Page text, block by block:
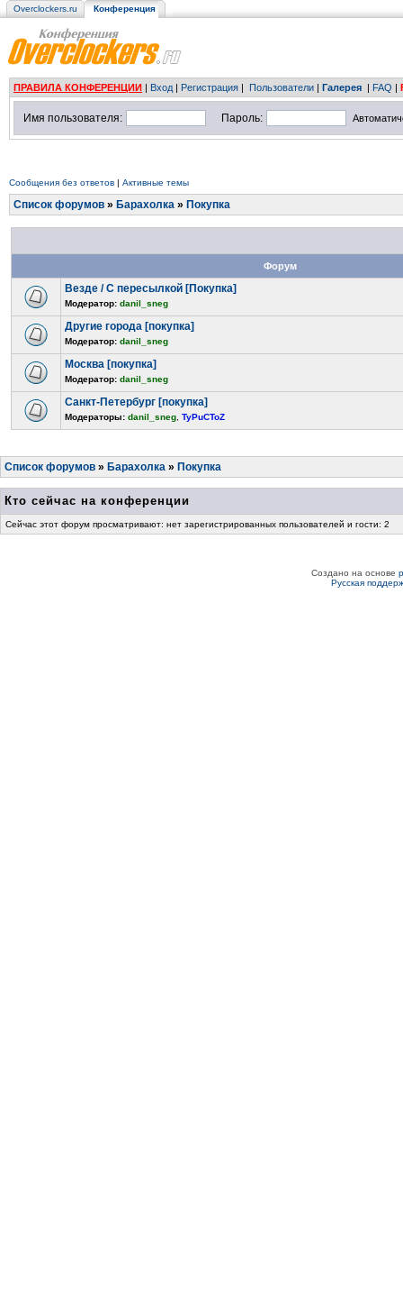
Overclockers.ru Конференция
ПРАВИЛА КОНФЕРЕНЦИИ | Вход | Регистрация | Пользователи | Галерея | FAQ |
Имя пользователя: Пароль:
Сообщения без ответов | Активные темы
Список форумов » Барахолка » Покупка
Форум
Везде / С пересылкой [Покупка]
Модератор: danil_sneg
Другие города [покупка]
Модератор: danil_sneg
Москва [покупка]
Модератор: danil_sneg
Санкт-Петербург [покупка]
Модераторы: danil_sneg TyPuCToZ
Список форумов » Барахолка » Покупка
Кто сейчас на конференции
Сейчас этот форум просматривают: нет зарегистрированных пользователей и гости: 2
Создано на основе
Русская